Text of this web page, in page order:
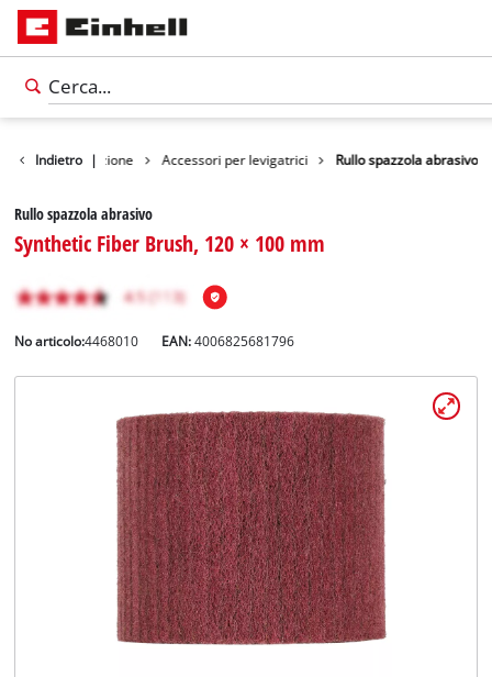
Indietro |
strumentazione Accessori per levigatrici Rullo spazzola abrasivo
Rullo spazzola abrasivo
Synthetic Fiber Brush, 120 × 100 mm
No articolo:4468010 EAN:4006825681796